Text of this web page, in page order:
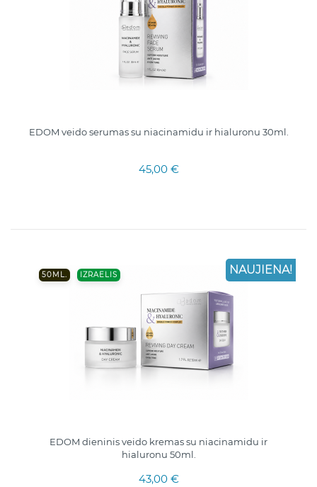
EDOM veido serumas su niacinamidu ir hialuronu 30ml.
45,00 €
50ML. IZRAELIS
EDOM dieninis veido kremas su niacinamidu ir
hialuronu 50ml.
43,00 €
NAUJIENA!